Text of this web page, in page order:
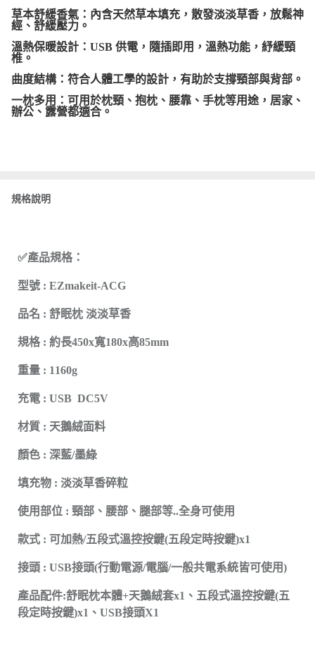
草本舒緩香氣：內含天然草本填充，散發淡淡草香，放鬆神
經、舒緩壓力。
溫熱保暖設計：USB 供電，隨插即用，溫熱功能，紓緩頸
椎。
曲度結構：符合人體工學的設計，有助於支撐頸部與背部。
一枕多用：可用於枕頸、抱枕、腰靠、手枕等用途，居家、
辦公、露營都適合。
規格說明
✅產品規格：
型號 : EZmakeit-ACG
品名 : 舒眠枕 淡淡草香
規格 : 約長450x寬180x高85mm
重量 : 1160g
充電 : USB DC5V
材質 : 天鵝絨面料
顏色 : 深藍/墨綠
填充物 : 淡淡草香碎粒
使用部位 : 頸部、腰部、腿部等..全身可使用
款式 : 可加熱/五段式溫控按鍵(五段定時按鍵)x1
接頭 : USB接頭(行動電源/電腦/一般共電系統皆可使用)
產品配件:舒眠枕本體+天鵝絨套x1、五段式溫控按鍵(五
段定時按鍵)x1、USB接頭X1